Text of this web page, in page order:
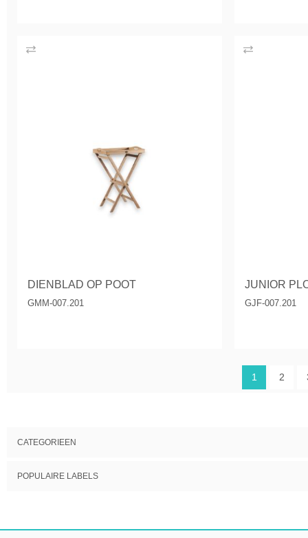
DIENBLAD OP POOT
GMM-007.201
JUNIOR
GJF-007.201
1 2
CATEGORIEEN
POPULAIRE LABELS